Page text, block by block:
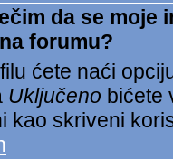
da se moje
forumu?
ćete naći
Uključeno bićete
kao skriveni